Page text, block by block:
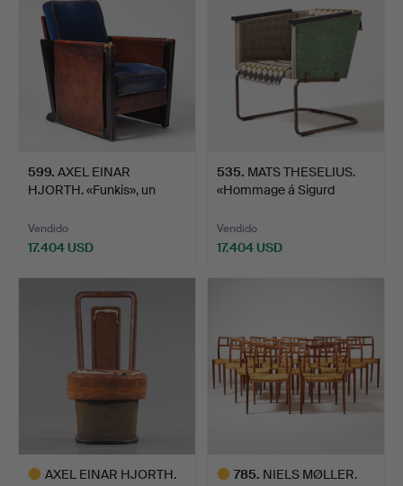
599. AXEL EINAR
HJORTH. «Funkis», un
Vendido
17.404 USD
535. MATS THESELIUS.
«Hommage á Sigurd
Vendido
17.404 USD
AXEL EINAR HJORTH.
785. NIELS MØLLER.